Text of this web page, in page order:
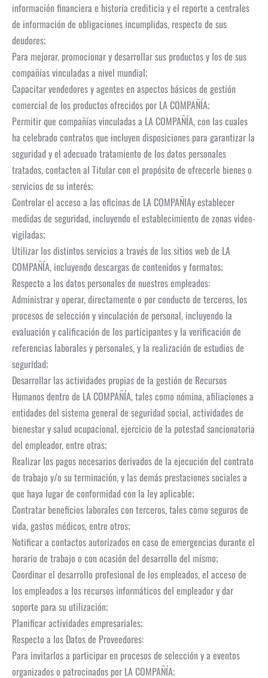
información financiera e historia crediticia y el reporte a centrales
de información de obligaciones incumplidas, respecto de sus
deudores;
Para mejorar, promocionar y desarrollar sus productos y los de sus
compañías vinculadas a nivel mundial;
Capacitar vendedores y agentes en aspectos básicos de gestión
comercial de los productos ofrecidos por LA COMPAÑÍA;
Permitir que compañías vinculadas a LA COMPAÑÍA, con las cuales
ha celebrado contratos que incluyen disposiciones para garantizar la
seguridad y el adecuado tratamiento de los datos personales
tratados, contacten al Titular con el propósito de ofrecerle bienes o
servicios de su interés;
Controlar el acceso a las oficinas de LA COMPAÑIAy establecer
medidas de seguridad, incluyendo el establecimiento de zonas video-
vigiladas;
Utilizar los distintos servicios a través de los sitios web de LA
COMPAÑÍA, incluyendo descargas de contenidos y formatos;
Respecto a los datos personales de nuestros empleados:
Administrar y operar, directamente o por conducto de terceros, los
procesos de selección y vinculación de personal, incluyendo la
evaluación y calificación de los participantes y la verificación de
referencias laborales y personales, y la realización de estudios de
seguridad;
Desarrollar las actividades propias de la gestión de Recursos
Humanos dentro de LA COMPAÑÍA, tales como nómina, afiliaciones a
entidades del sistema general de seguridad social, actividades de
bienestar y salud ocupacional, ejercicio de la potestad sancionatoria
del empleador, entre otras;
Realizar los pagos necesarios derivados de la ejecución del contrato
de trabajo y/o su terminación, y las demás prestaciones sociales a
que haya lugar de conformidad con la ley aplicable;
Contratar beneficios laborales con terceros, tales como seguros de
vida, gastos médicos, entre otros;
Notificar a contactos autorizados en caso de emergencias durante el
horario de trabajo o con ocasión del desarrollo del mismo;
Coordinar el desarrollo profesional de los empleados, el acceso de
los empleados a los recursos informáticos del empleador y dar
soporte para su utilización;
Planificar actividades empresariales;
Respecto a los Datos de Proveedores:
Para invitarlos a participar en procesos de selección y a eventos
organizados o patrocinados por LA COMPAÑÍA;